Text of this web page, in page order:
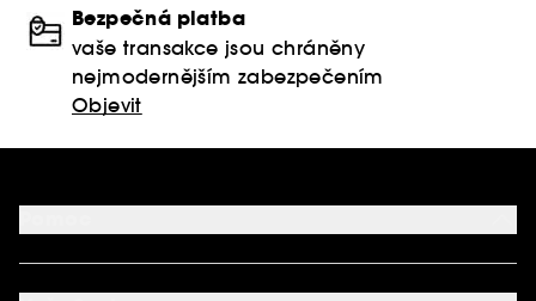
Bezpečná platba
vaše transakce jsou chráněny
nejmodernějším zabezpečením
Objevit
FAQ
Podmínky Nabídek